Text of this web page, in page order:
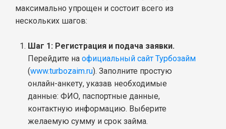
максимально упрощен и состоит всего из
нескольких шагов:
Шаг 1: Регистрация и подача заявки.
Перейдите на официальный сайт Турбозайм
(www.turbozaim.ru). Заполните простую
онлайн-анкету, указав необходимые
данные: ФИО, паспортные данные,
контактную информацию. Выберите
желаемую сумму и срок займа.